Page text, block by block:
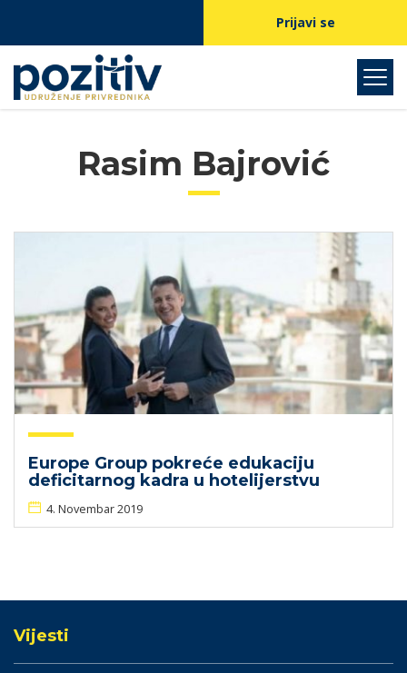
Prijavi se
Rasim Bajrović
Europe Group pokreće edukaciju
deficitarnog kadra u hotelijerstvu
4. Novembar 2019
Vijesti